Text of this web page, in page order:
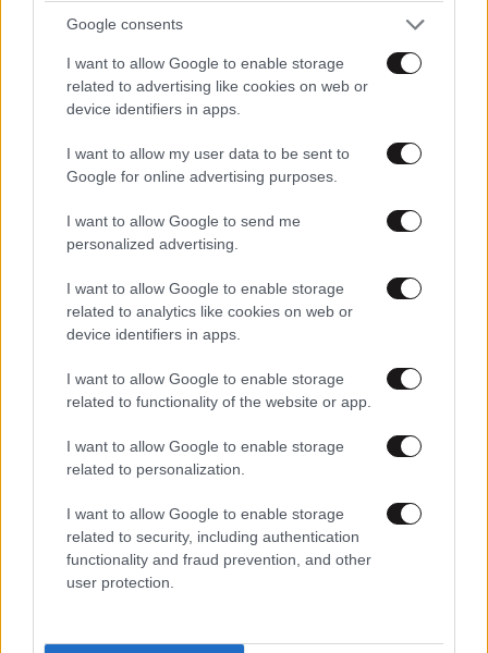
Google consents
I want to allow Google to enable storage
related to advertising like cookies on web or
device identifiers in apps.
I want to allow my user data to be sent to
Google for online advertising purposes.
I want to allow Google to send me
personalized advertising.
I want to allow Google to enable storage
related to analytics like cookies on web or
device identifiers in apps.
I want to allow Google to enable storage
related to functionality of the website or app.
I want to allow Google to enable storage
related to personalization.
I want to allow Google to enable storage
related to security, including authentication
functionality and fraud prevention, and other
user protection.
Ακολουθήστε το
Google News
και μάθετε πρώτοι όλες τις ειδήσεις
ΣΧΌΛΙΑ ΑΝΑΓΝΩΣΤΏΝ